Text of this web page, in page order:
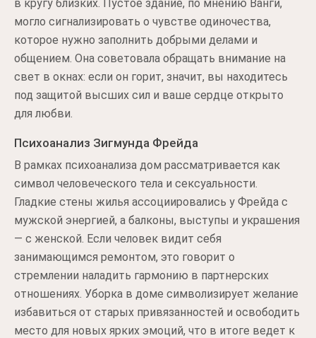
в кругу близких. Пустое здание, по мнению Ванги,
могло сигнализировать о чувстве одиночества,
которое нужно заполнить добрыми делами и
общением. Она советовала обращать внимание на
свет в окнах: если он горит, значит, вы находитесь
под защитой высших сил и ваше сердце открыто
для любви.
Психоанализ Зигмунда Фрейда
В рамках психоанализа дом рассматривается как
символ человеческого тела и сексуальности.
Гладкие стены жилья ассоциировались у Фрейда с
мужской энергией, а балконы, выступы и украшения
— с женской. Если человек видит себя
занимающимся ремонтом, это говорит о
стремлении наладить гармонию в партнерских
отношениях. Уборка в доме символизирует желание
избавиться от старых привязанностей и освободить
место для новых ярких эмоций, что в итоге ведет к